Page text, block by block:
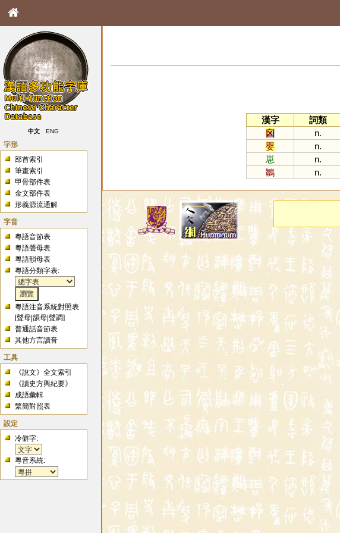
中文 ENG
字形
部首索引
筆畫索引
甲骨部件表
金文部件表
形義源流通解
字音
粵語音節表
粵語聲母表
粵語韻母表
粵語分類字表:
粵語注音系統對照表
[聲母 |韻母 |聲調]
普通話音節表
其他方言讀音
工具
《說文》全文索引
《讀史方輿紀要》
成語彙輯
繁簡對照表
設定
冷僻字:
粵音系統:
漢字
詞類
囟
n.
嬰
n.
崽
n.
鶵
n.